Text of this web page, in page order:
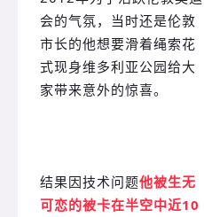
会的气氛，当时还是伦敦
市长的他想要滑着绳索花
式现身维多利亚公园给大
家带来意外的惊喜。
结果因技术问题他被生无
可恋的被卡在半空中近10